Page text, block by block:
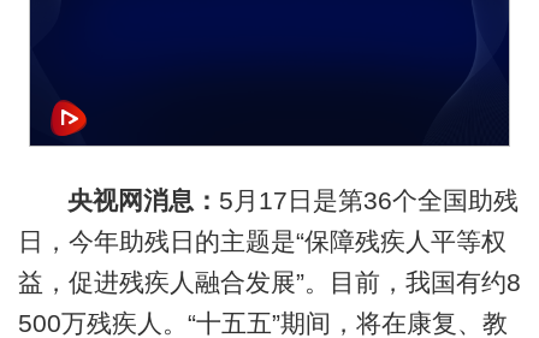
央视网消息： 5月17日是第36个全国助残
日，今年助残日的主题是“保障残疾人平等权
益，促进残疾人融合发展”。目前，我国有约8
500万残疾人。“十五五”期间，将在康复、教